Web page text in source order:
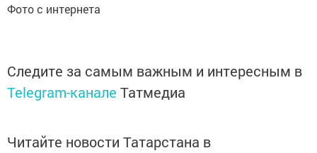
Фото с интернета
Следите за самым важным и интересным в
Telegram-канале Татмедиа
Читайте новости Татарстана в